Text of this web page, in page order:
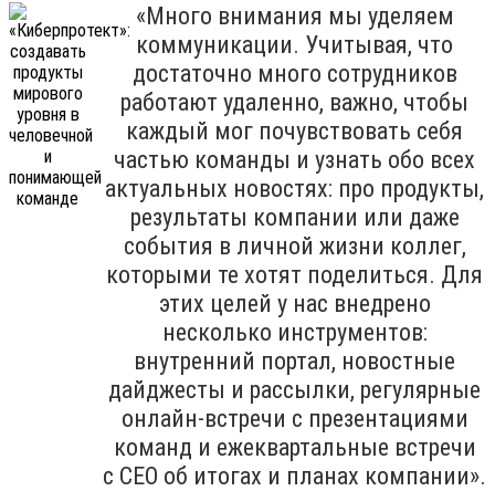
«Много внимания мы уделяем
коммуникации. Учитывая, что
достаточно много сотрудников
работают удаленно, важно, чтобы
каждый мог почувствовать себя
частью команды и узнать обо всех
актуальных новостях: про продукты,
результаты компании или даже
события в личной жизни коллег,
которыми те хотят поделиться. Для
этих целей у нас внедрено
несколько инструментов:
внутренний портал, новостные
дайджесты и рассылки, регулярные
онлайн-встречи с презентациями
команд и ежеквартальные встречи
с CEO об итогах и планах компании».